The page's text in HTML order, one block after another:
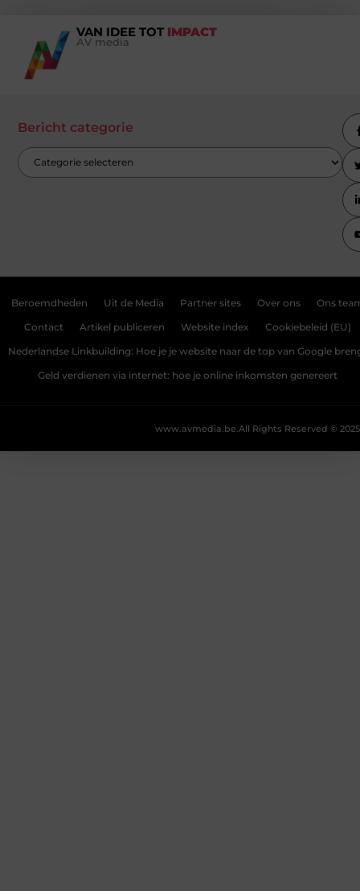
VAN IDEE TOT IMPACT
AV media
Bericht categorie
Beroemdheden Uit de Media Partner sites Over ons Ons
Contact Artikel publiceren Website index Cookiebeleid (EU)
Nederlandse Linkbuilding: Hoe je je website naar de top van Google
Geld verdienen via internet: hoe je online inkomsten genereert
All Rights Reserved © 2025
www.avmedia.be.